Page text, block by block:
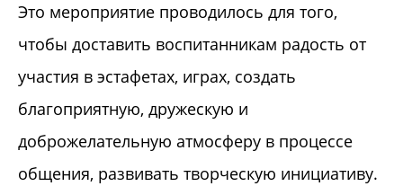
Это мероприятие проводилось для того,
чтобы доставить воспитанникам радость от
участия в эстафетах, играх, создать
благоприятную, дружескую и
доброжелательную атмосферу в процессе
общения, развивать творческую инициативу.